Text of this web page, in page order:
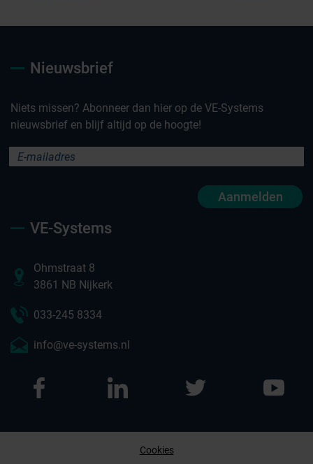
Nieuwsbrief
Niets missen? Abonneer dan hier op de VE-Systems
nieuwsbrief en blijf altijd op de hoogte!
Aanmelden
VE-Systems
Ohmstraat 8
3861 NB Nijkerk
033-245 8334
info@ve-systems.nl
Cookies